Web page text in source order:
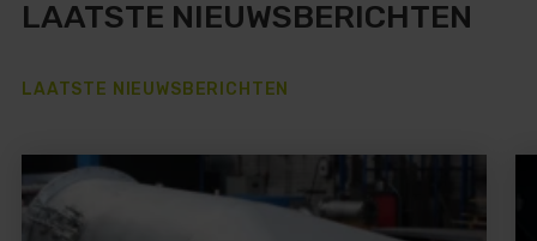
LAATSTE NIEUWSBERICHTEN
LAATSTE NIEUWSBERICHTEN